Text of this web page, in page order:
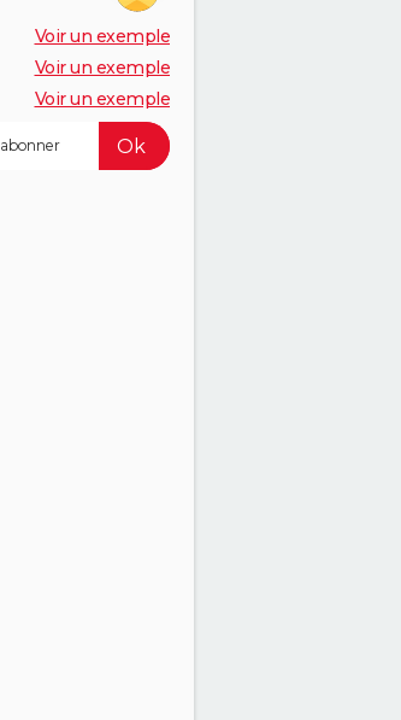
Voir un exemple
Voir un exemple
Voir un exemple